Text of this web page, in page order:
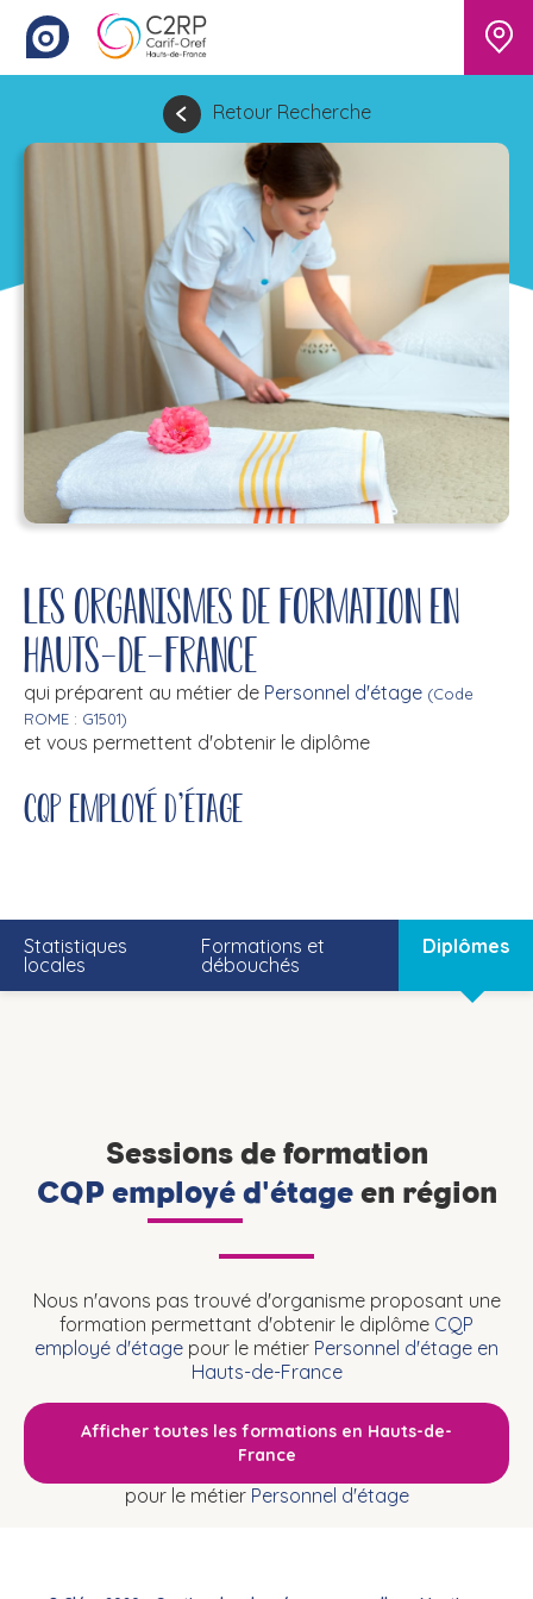
Retour Recherche
Les organismes de formation en
Hauts-de-France
qui préparent au métier de Personnel d'étage (Code
ROME : G1501)
et vous permettent d'obtenir le diplôme
CQP employé d'étage
Statistiques
locales
Formations et
débouchés
Diplômes
Sessions de formation
CQP employé d'étageen région
Nous n'avons pas trouvé d'organisme proposant une
formation permettant d'obtenir le diplôme CQP
employé d'étage pour le métier Personnel d'étage en
Hauts-de-France
Afficher toutes les formations en Hauts-de-
France
pour le métier Personnel d'étage